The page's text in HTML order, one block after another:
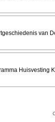
van
Huisvesting